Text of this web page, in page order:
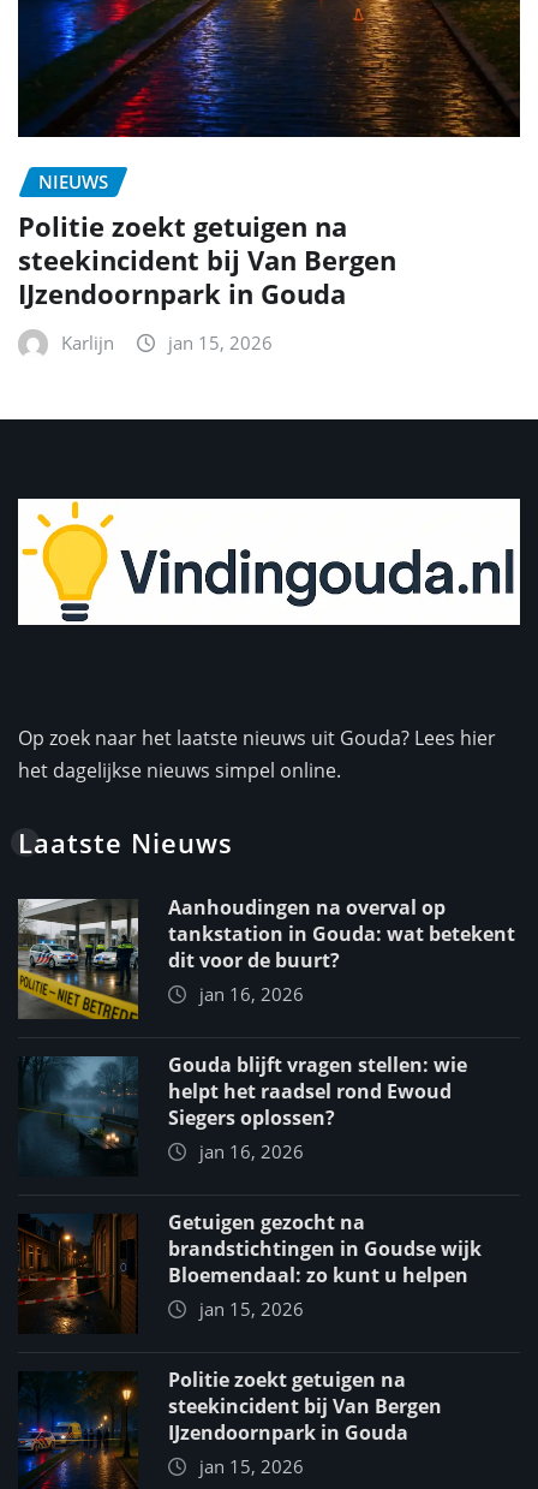
NIEUWS
Politie zoekt getuigen na
steekincident bij Van Bergen
IJzendoornpark in Gouda
Karlijn jan 15, 2026
Op zoek naar het laatste nieuws uit Gouda? Lees hier
het dagelijkse nieuws simpel online.
Laatste Nieuws
Aanhoudingen na overval op
tankstation in Gouda: wat betekent
dit voor de buurt?
jan 16, 2026
Gouda blijft vragen stellen: wie
helpt het raadsel rond Ewoud
Siegers oplossen?
jan 16, 2026
Getuigen gezocht na
brandstichtingen in Goudse wijk
Bloemendaal: zo kunt u helpen
jan 15, 2026
Politie zoekt getuigen na
steekincident bij Van Bergen
IJzendoornpark in Gouda
jan 15, 2026